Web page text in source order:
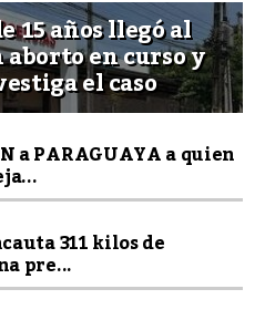
15 años llegó al
en curso y
el caso
a PARAGUAYA a quien
311 kilos de
pre...